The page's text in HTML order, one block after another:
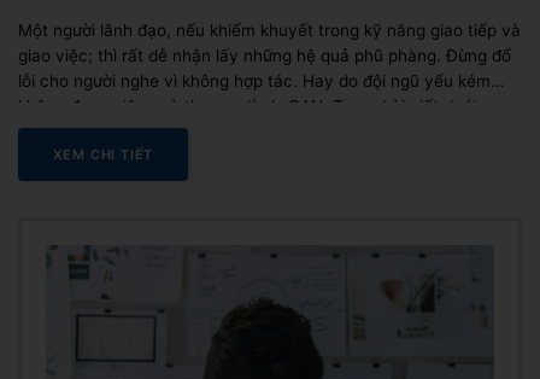
Một người lãnh đạo, nếu khiếm khuyết trong kỹ năng giao tiếp và
giao việc; thì rất dễ nhận lấy những hệ quả phũ phàng. Đừng đổ
lỗi cho người nghe vì không hợp tác. Hay do đội ngũ yếu kém
không được việc; mà thực sự là do BẠN. Trong bài viết dưới
đây,...
XEM CHI TIẾT